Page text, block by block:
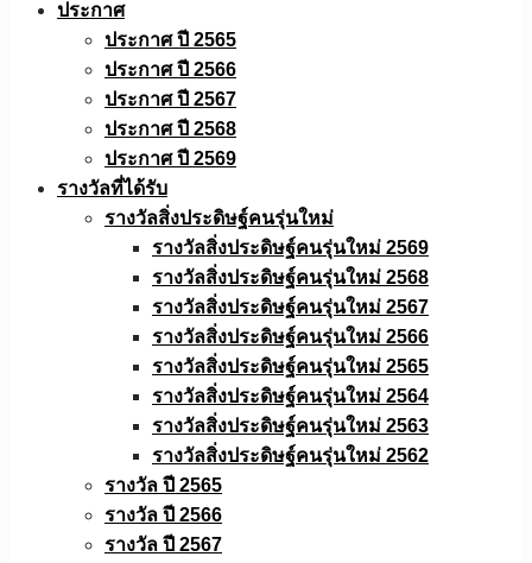
ประกาศ
ประกาศ ปี 2565
ประกาศ ปี 2566
ประกาศ ปี 2567
ประกาศ ปี 2568
ประกาศ ปี 2569
รางวัลที่ได้รับ
รางวัลสิ่งประดิษฐ์คนรุ่นใหม่
รางวัลสิ่งประดิษฐ์คนรุ่นใหม่ 2569
รางวัลสิ่งประดิษฐ์คนรุ่นใหม่ 2568
รางวัลสิ่งประดิษฐ์คนรุ่นใหม่ 2567
รางวัลสิ่งประดิษฐ์คนรุ่นใหม่ 2566
รางวัลสิ่งประดิษฐ์คนรุ่นใหม่ 2565
รางวัลสิ่งประดิษฐ์คนรุ่นใหม่ 2564
รางวัลสิ่งประดิษฐ์คนรุ่นใหม่ 2563
รางวัลสิ่งประดิษฐ์คนรุ่นใหม่ 2562
รางวัล ปี 2565
รางวัล ปี 2566
รางวัล ปี 2567